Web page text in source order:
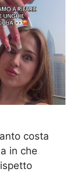
costa
in che